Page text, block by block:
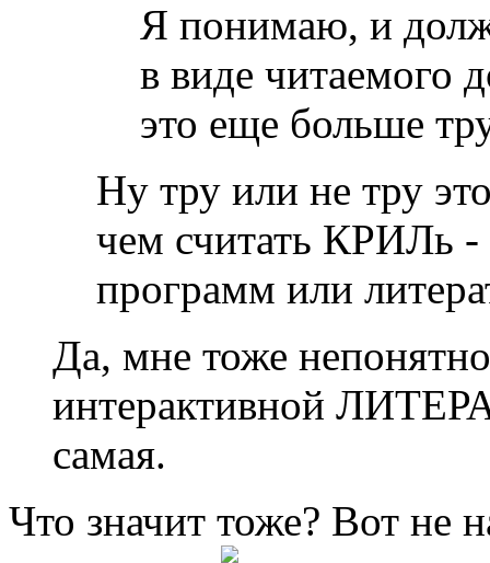
Я понимаю, и
в виде читаемого
это еще больше
Ну тру или не тру
чем считать КРИЛь
программ или
Да, мне тоже
интерактивной
самая.
Что значит тоже? Вот не